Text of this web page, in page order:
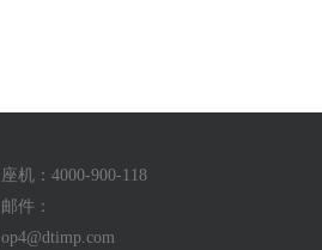
座机：4000-900-118
邮件：
op4@dtimp.com